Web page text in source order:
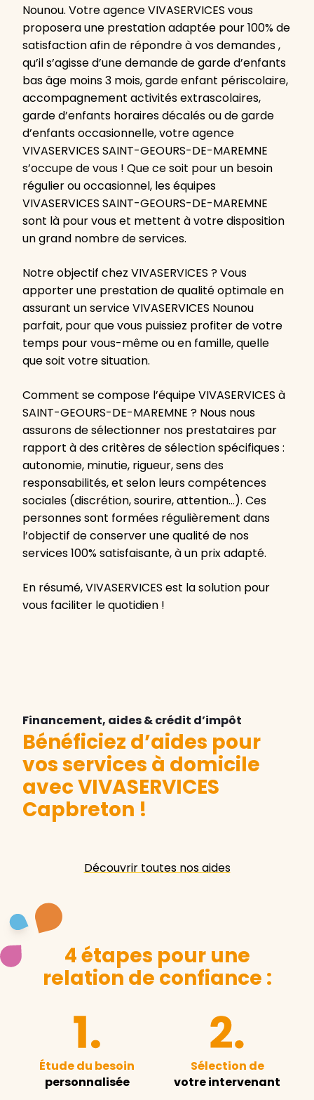
Nounou. Votre agence VIVASERVICES vous
proposera une prestation adaptée pour 100% de
satisfaction afin de répondre à vos demandes ,
qu’il s’agisse d’une demande de garde d’enfants
bas âge moins 3 mois, garde enfant périscolaire,
accompagnement activités extrascolaires,
garde d’enfants horaires décalés ou de garde
d’enfants occasionnelle, votre agence
VIVASERVICES SAINT-GEOURS-DE-MAREMNE
s’occupe de vous ! Que ce soit pour un besoin
régulier ou occasionnel, les équipes
VIVASERVICES SAINT-GEOURS-DE-MAREMNE
sont là pour vous et mettent à votre disposition
un grand nombre de services.
Notre objectif chez VIVASERVICES ? Vous
apporter une prestation de qualité optimale en
assurant un service VIVASERVICES Nounou
parfait, pour que vous puissiez profiter de votre
temps pour vous-même ou en famille, quelle
que soit votre situation.
Comment se compose l’équipe VIVASERVICES à
SAINT-GEOURS-DE-MAREMNE ? Nous nous
assurons de sélectionner nos prestataires par
rapport à des critères de sélection spécifiques :
autonomie, minutie, rigueur, sens des
responsabilités, et selon leurs compétences
sociales (discrétion, sourire, attention…). Ces
personnes sont formées régulièrement dans
l’objectif de conserver une qualité de nos
services 100% satisfaisante, à un prix adapté.
En résumé, VIVASERVICES est la solution pour
vous faciliter le quotidien !
Financement, aides & crédit d’impôt
Bénéficiez d’aides pour
vos services à domicile
avec VIVASERVICES
Capbreton !
Découvrir toutes nos aides
4 étapes pour une
relation de confiance :
Étude du besoin
personnalisée
Sélection de
votre intervenant